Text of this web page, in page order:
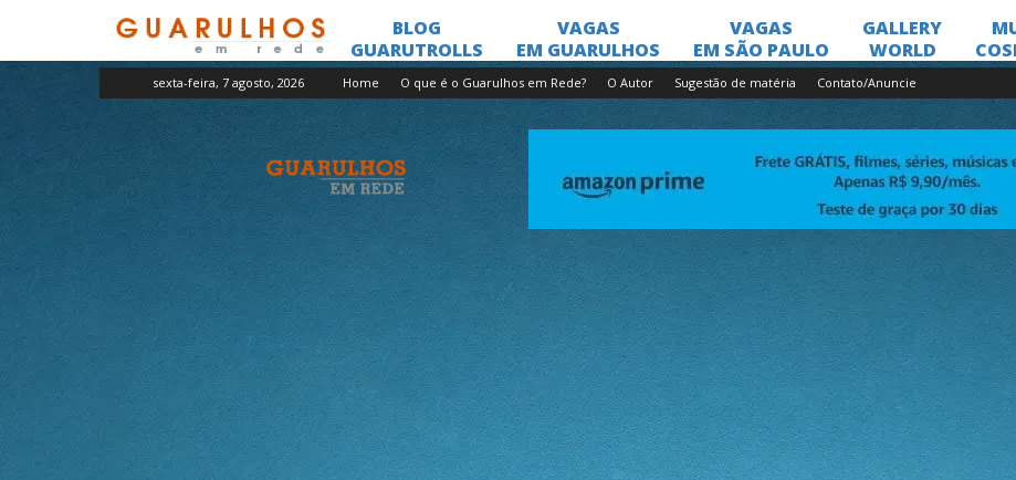
sexta-feira, 7 agosto, 2026 Home O que é o Guarulhos em Rede? O Autor Sugestão de matéria Contato/Anuncie
Guarulhos
em
Rede